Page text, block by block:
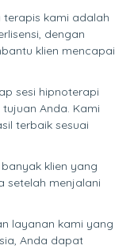
terapis kami adalah
dengan
klien mencapai
sesi hipnoterapi
Anda. Kami
terbaik sesuai
klien yang
setelah menjalani
layanan kami yang
Anda dapat